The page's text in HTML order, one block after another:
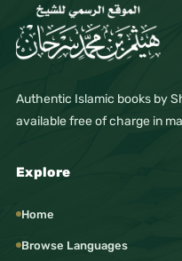
Authentic Islamic books by
available free of charge in
Explore
Home
Browse Languages